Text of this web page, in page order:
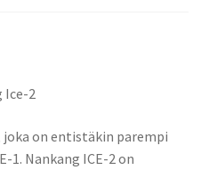
Ice-2
joka on entistäkin parempi
1. Nankang ICE-2 on